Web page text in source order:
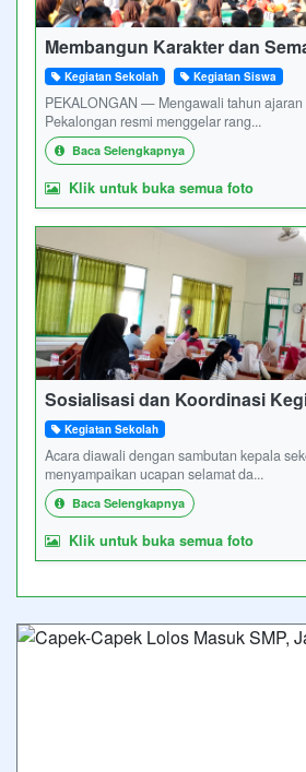
Kegiatan Sekolah Kegiatan Siswa
PEKALONGAN — Mengawali tahun ajaran
Pekalongan resmi menggelar rang...
Baca Selengkapnya
Klik untuk buka semua foto
Kegiatan Sekolah
Acara diawali dengan sambutan kepala
menyampaikan ucapan selamat da...
Baca Selengkapnya
Klik untuk buka semua foto